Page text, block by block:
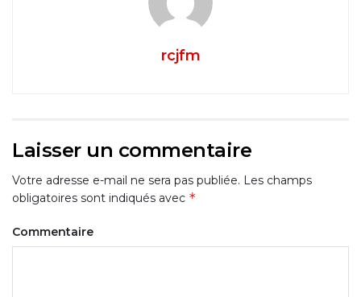
rcjfm
Laisser un commentaire
Votre adresse e-mail ne sera pas publiée. Les champs
obligatoires sont indiqués avec *
Commentaire